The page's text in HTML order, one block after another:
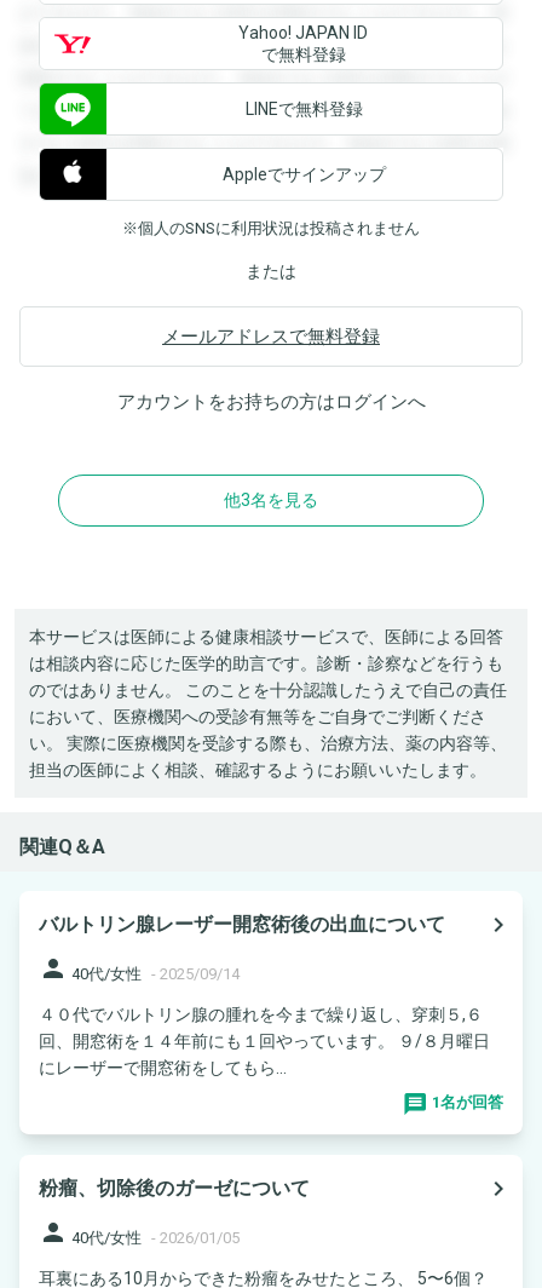
ができます。登録すると回答を閲覧することができます。登
録すると回答を閲覧することができます。登録すると回答を
閲覧することができます。登録すると回答を閲覧することが
できます。登録すると回答を閲覧することができます。登録
すると回答を閲覧することができます。登録すると回答を閲
覧することができます。
Yahoo! JAPAN ID
で無料登録
LINEで無料登録
Appleでサインアップ
※個人のSNSに利用状況は投稿されません
または
メールアドレスで無料登録
アカウントをお持ちの方はログインへ
他3名を見る
本サービスは医師による健康相談サービスで、医師による回答
は相談内容に応じた医学的助言です。診断・診察などを行うも
のではありません。 このことを十分認識したうえで自己の責任
において、医療機関への受診有無等をご自身でご判断くださ
い。 実際に医療機関を受診する際も、治療方法、薬の内容等、
担当の医師によく相談、確認するようにお願いいたします。
関連Q＆A
バルトリン腺レーザー開窓術後の出血について
navigate_next
person 40代/女性 - 2025/09/14
４０代でバルトリン腺の腫れを今まで繰り返し、穿刺５,６
回、開窓術を１４年前にも１回やっています。 ９/８月曜日
にレーザーで開窓術をしてもら...
1名が回答
粉瘤、切除後のガーゼについて
navigate_next
person 40代/女性 - 2026/01/05
耳裏にある10月からできた粉瘤をみせたところ、 5〜6個？